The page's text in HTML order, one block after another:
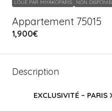
LOUÉ PAR MIYAKOPARIS NON
Appartement 75015
1,900€
Description
EXCLUSIVITÉ – PARIS